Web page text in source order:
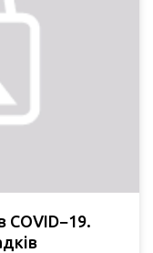
COVID−19.